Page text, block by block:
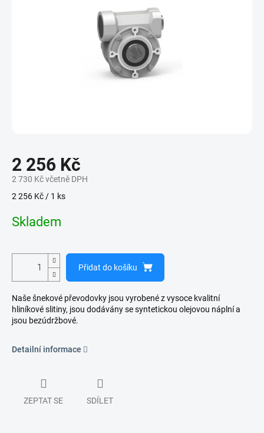
2 256 Kč
2 730 Kč včetně DPH
Měrná
2 256 Kč / 1 ks
Skladem
Přidat do košíku
Naše šnekové převodovky jsou vyrobené z vysoce kvalitní
hliníkové slitiny, jsou dodávány se syntetickou olejovou náplní a
jsou bezúdržbové.
Detailní informace
ZEPTAT SE SDÍLET